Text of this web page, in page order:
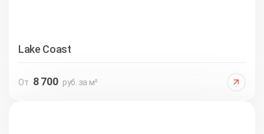
Lake Coast
От 8 700 руб. за м²